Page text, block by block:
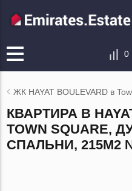
0
ЖК HAYAT BOULEVARD в
КВАРТИРА В
TOWN SQUARE,
СПАЛЬНИ, 215М2